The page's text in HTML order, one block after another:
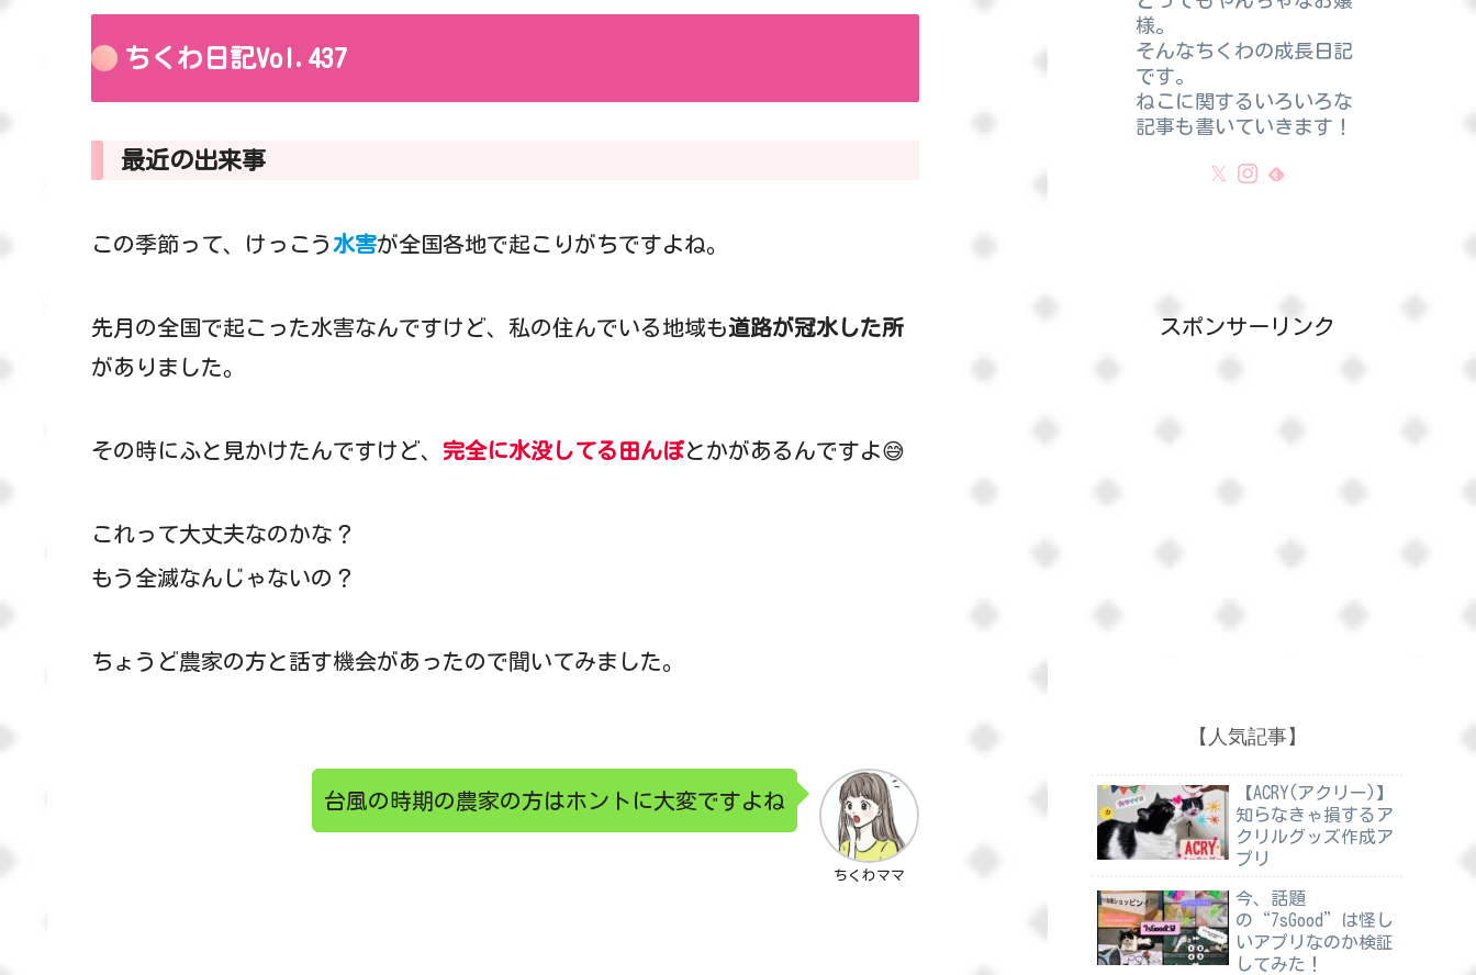
ちくわ日記Vol.437
最近の出来事
この季節って、けっこう 水害が全国各地で起こりがちですよね。
先月の全国で起こった水害なんですけど、私の住んでいる地域も道路が冠水した所
がありました。
その時にふと見かけたんですけど、 完全に水没してる田んぼとかがあるんですよ😅
これって大丈夫なのかな？
もう全滅なんじゃないの？
ちょうど農家の方と話す機会があったので聞いてみました。
ちくわママ
台風の時期の農家の方はホントに大変ですよね
様。
そんなちくわの成長日記
です。
ねこに関するいろいろな
記事も書いていきます！
スポンサーリンク
【人気記事】
【ACRY(アクリー)】
知らなきゃ損するア
クリルグッズ作成ア
プリ
今、話題
の“7sGood”は怪し
いアプリなのか検証
してみた！